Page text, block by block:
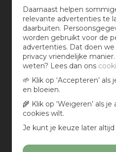
Daarnaast helpen
relevante advertenties te
daarbuiten.
worden gebruikt voor de
advertenties. Dat doen
privacy vriendelijke
weten? Lees dan ons
🌱 Klik op ‘Accepteren’
en bloeien.
🌾 Klik op ‘Weigeren’ als
cookies wilt.
Je kunt je keuze later altijd